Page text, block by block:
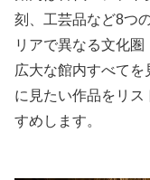
刻、工芸品など8つ
リアで異なる文化圏
広大な館内すべて
に見たい作品をリ
すめします。